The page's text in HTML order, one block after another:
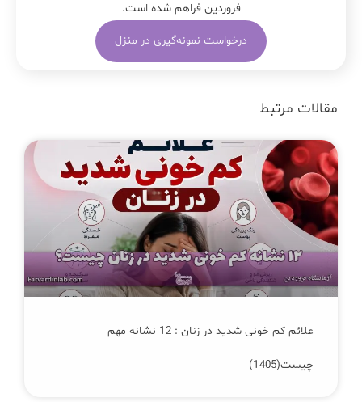
فروردین فراهم شده است.
درخواست نمونه‌گیری در منزل
مقالات مرتبط
علائم کم‌ خونی شدید در زنان : 12 نشانه مهم
چیست(1405)